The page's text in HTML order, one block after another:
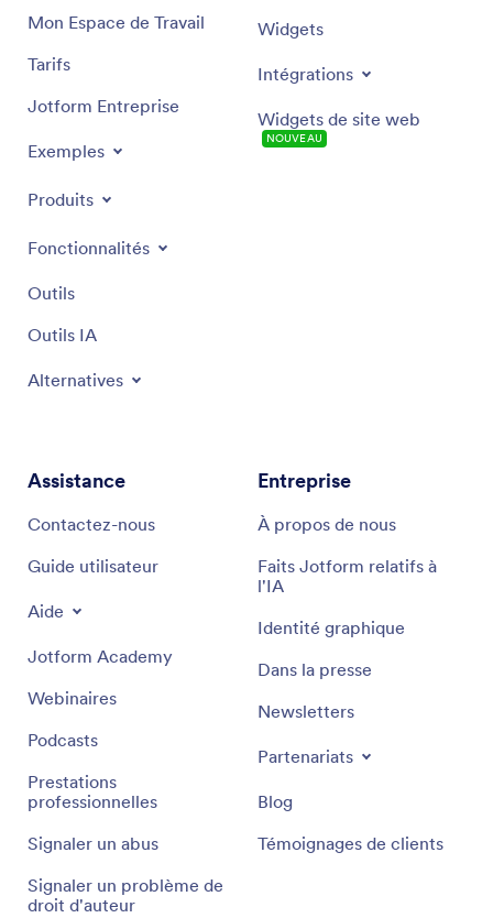
Mon Espace de Travail
Tarifs
Jotform Entreprise
Exemples
Produits
Fonctionnalités
Outils
Outils IA
Alternatives
Widgets
Intégrations
Widgets de site web
NOUVEAU
Assistance
Contactez-nous
Guide utilisateur
Aide
Jotform Academy
Webinaires
Podcasts
Prestations
professionnelles
Signaler un abus
Signaler un problème de
droit d'auteur
Entreprise
À propos de nous
Faits Jotform relatifs à
l'IA
Identité graphique
Dans la presse
Newsletters
Partenariats
Blog
Témoignages de clients